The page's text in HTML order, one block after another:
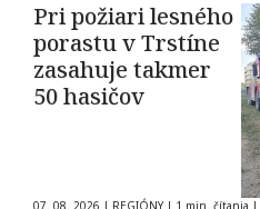
Pri požiari lesného
porastu v Trstíne
zasahuje takmer
50 hasičov